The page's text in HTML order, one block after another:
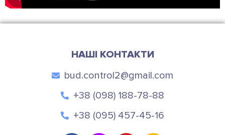
НАШІ КОНТАКТИ
bud.control2@gmail.com
+38 (098) 188-78-88
+38 (095) 457-45-16